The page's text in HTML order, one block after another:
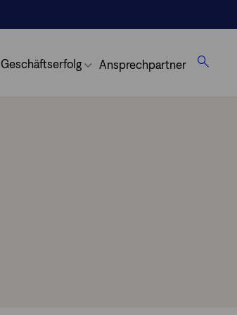
Geschäftserfolg Ansprechpartner